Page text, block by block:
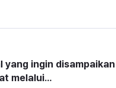
yang ingin disampaikan
melalui...